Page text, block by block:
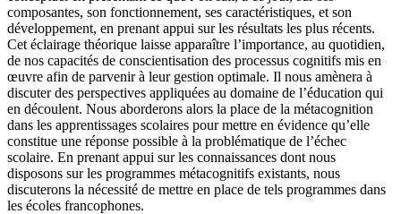
composantes, son fonctionnement, ses caractéristiques, et son
développement, en prenant appui sur les résultats les plus récents.
Cet éclairage théorique laisse apparaître l’importance, au quotidien,
de nos capacités de conscientisation des processus cognitifs mis en
œuvre afin de parvenir à leur gestion optimale. Il nous amènera à
discuter des perspectives appliquées au domaine de l’éducation qui
en découlent. Nous aborderons alors la place de la métacognition
dans les apprentissages scolaires pour mettre en évidence qu’elle
constitue une réponse possible à la problématique de l’échec
scolaire. En prenant appui sur les connaissances dont nous
disposons sur les programmes métacognitifs existants, nous
discuterons la nécessité de mettre en place de tels programmes dans
les écoles francophones.